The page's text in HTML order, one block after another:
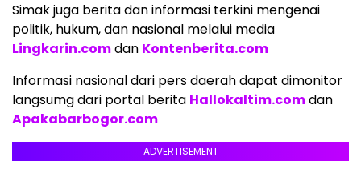
Simak juga berita dan informasi terkini mengenai
politik, hukum, dan nasional melalui media
Lingkarin.comdan Kontenberita.com
Informasi nasional dari pers daerah dapat dimonitor
langsumg dari portal berita Hallokaltim.comdan
Apakabarbogor.com
ADVERTISEMENT